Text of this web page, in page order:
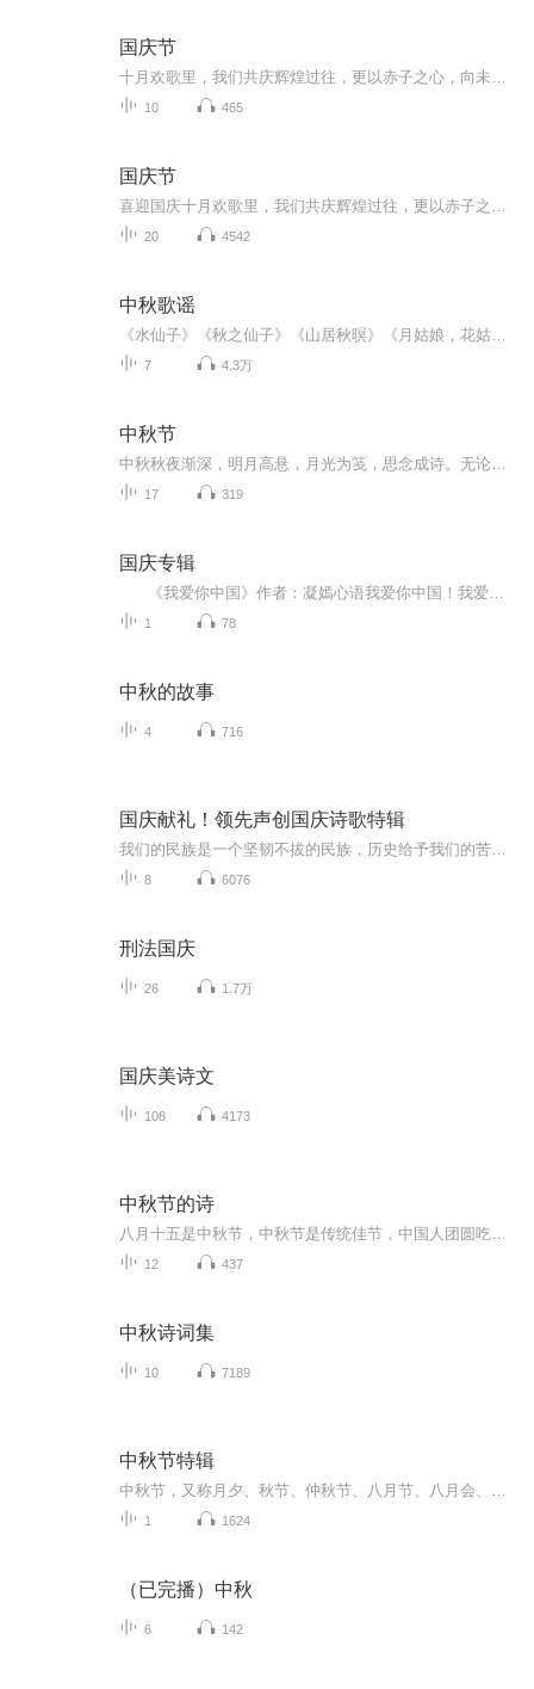
国庆节
10 465
国庆节
20 4542
中秋歌谣
7 4.3万
中秋节
17 319
国庆专辑
1 78
中秋的故事
4 716
国庆献礼！领先声创国庆诗歌特辑
8 6076
刑法国庆
26 1.7万
国庆美诗文
108 4173
中秋节的诗
12 437
中秋诗词集
10 7189
中秋节特辑
1 1624
（已完播）中秋
6 142